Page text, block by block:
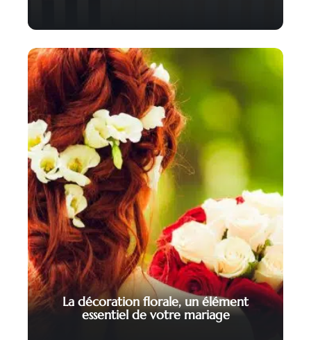
La décoration florale, un élément
essentiel de votre mariage